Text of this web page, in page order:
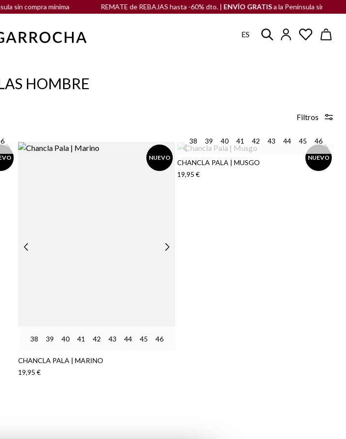
compra mínima REMATE de REBAJAS hasta -60% dto. |ENVÍO GRATISa la Península sin compra
ES
HOMBRE
Filtros
NUEVO
38 39 40 41 42 43 44 45 46
CHANCLA PALA | MARINO
19,95 €
NUEVO
38 39 40 41 42 43 44 45 46
CHANCLA PALA | MUSGO
19,95 €